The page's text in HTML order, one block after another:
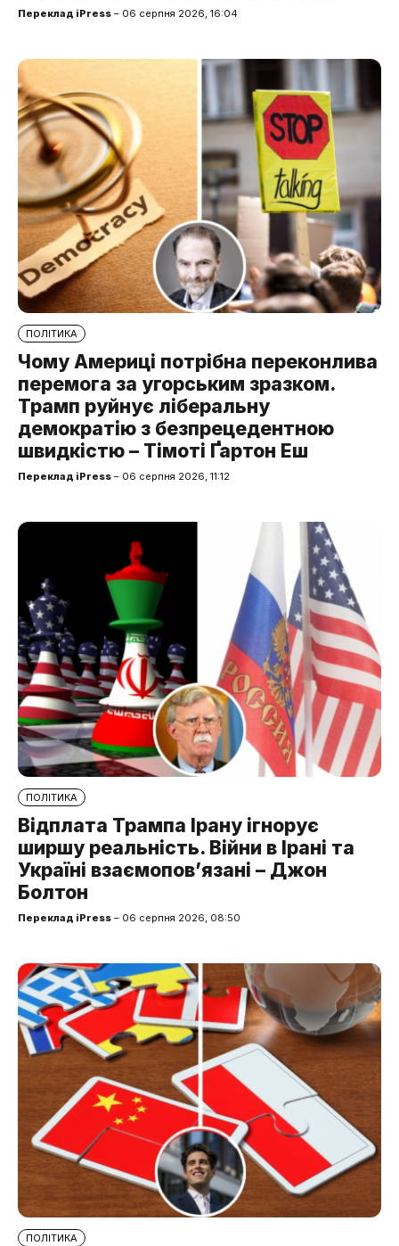
Переклад iPress – 06 серпня 2026, 16:04
ПОЛІТИКА
Чому Америці потрібна переконлива
перемога за угорським зразком.
Трамп руйнує ліберальну
демократію з безпрецедентною
швидкістю – Тімоті Ґартон Еш
Переклад iPress – 06 серпня 2026, 11:12
ПОЛІТИКА
Відплата Трампа Ірану ігнорує
ширшу реальність. Війни в Ірані та
Україні взаємопов’язані – Джон
Болтон
Переклад iPress – 06 серпня 2026, 08:50
ПОЛІТИКА